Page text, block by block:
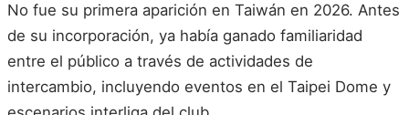
No fue su primera aparición en Taiwán en 2026. Antes
de su incorporación, ya había ganado familiaridad
entre el público a través de actividades de
intercambio, incluyendo eventos en el Taipei Dome y